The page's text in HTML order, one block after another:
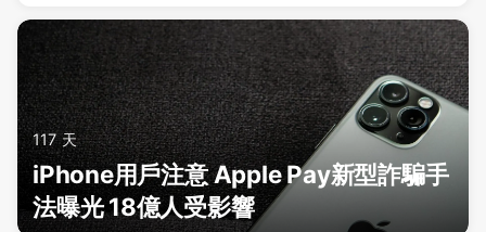
117 天
iPhone用戶注意 Apple Pay新型詐騙手
法曝光 18億人受影響